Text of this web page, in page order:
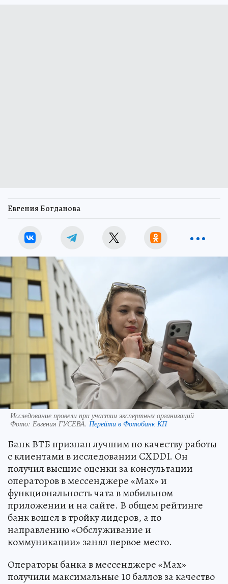
Евгения Богданова
Исследование провели при участии экспертных организаций
Фото: Евгения ГУСЕВА. Перейти в Фотобанк КП
Банк ВТБ признан лучшим по качеству работы
с клиентами в исследовании CXDDI. Он
получил высшие оценки за консультации
операторов в мессенджере «Мах» и
функциональность чата в мобильном
приложении и на сайте. В общем рейтинге
банк вошел в тройку лидеров, а по
направлению «Обслуживание и
коммуникации» занял первое место.
Операторы банка в мессенджере «Мах»
получили максимальные 10 баллов за качество